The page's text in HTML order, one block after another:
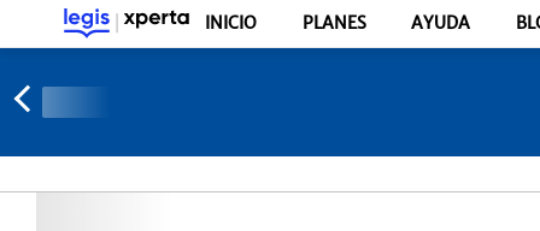
INICIO PLANES AYUDA